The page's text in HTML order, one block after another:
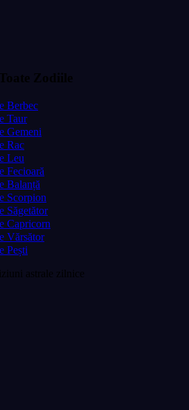
Zodiile
Berbec
Taur
Gemeni
Rac
Leu
Fecioară
Balanță
Scorpion
Săgetător
Capricorn
Vărsător
Pești
astrale zilnice